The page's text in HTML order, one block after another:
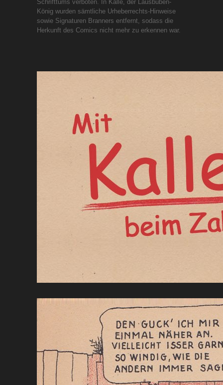
Schrifttums verboten. In Kalle, der Lausbuben-
König wurden sämtliche Urheberrechts-Hinweise
sowie Signaturen Branners entfernt, sodass die
Herkunft des Comics nicht mehr zu erkennen war.